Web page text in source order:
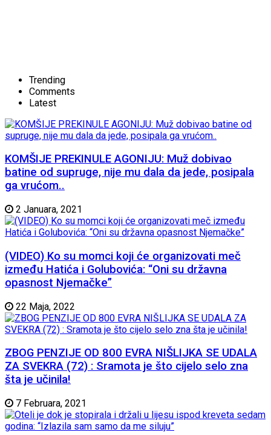
Trending
Comments
Latest
KOMŠIJE PREKINULE AGONIJU: Muž dobivao
batine od supruge, nije mu dala da jede, posipala
ga vrućom..
2 Januara, 2021
(VIDEO) Ko su momci koji će organizovati meč
između Hatića i Golubovića: “Oni su državna
opasnost Njemačke”
22 Maja, 2022
ZBOG PENZIJE OD 800 EVRA NIŠLIJKA SE UDALA
ZA SVEKRA (72) : Sramota je što cijelo selo zna
šta je učinila!
7 Februara, 2021